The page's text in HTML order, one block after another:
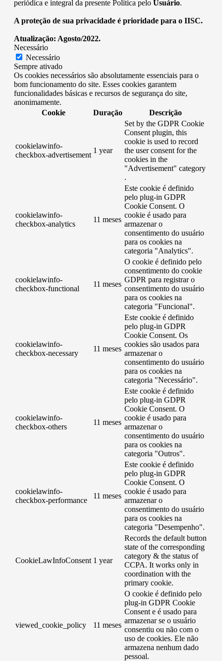
periódica e integral da presente Política pelo Usuário.
A proteção de sua privacidade é prioridade para o IISC.
Atualização: Agosto/2022.
Necessário
Necessário
Sempre ativado
Os cookies necessários são absolutamente essenciais para o
bom funcionamento do site. Esses cookies garantem
funcionalidades básicas e recursos de segurança do site,
anonimamente.
Cookie
Duração Descrição
cookielawinfo-
checkbox-advertisement
1 year
Set by the GDPR Cookie
Consent plugin, this
cookie is used to record
the user consent for the
cookies in the
"Advertisement" category
.
cookielawinfo-
checkbox-analytics
11 meses
Este cookie é definido
pelo plug-in GDPR
Cookie Consent. O
cookie é usado para
armazenar o
consentimento do usuário
para os cookies na
categoria "Analytics".
cookielawinfo-
checkbox-functional
11 meses
O cookie é definido pelo
consentimento do cookie
GDPR para registrar o
consentimento do usuário
para os cookies na
categoria "Funcional".
cookielawinfo-
checkbox-necessary
11 meses
Este cookie é definido
pelo plug-in GDPR
Cookie Consent. Os
cookies são usados ​​para
armazenar o
consentimento do usuário
para os cookies na
categoria "Necessário".
cookielawinfo-
checkbox-others
11 meses
Este cookie é definido
pelo plug-in GDPR
Cookie Consent. O
cookie é usado para
armazenar o
consentimento do usuário
para os cookies na
categoria "Outros".
cookielawinfo-
checkbox-performance
11 meses
Este cookie é definido
pelo plug-in GDPR
Cookie Consent. O
cookie é usado para
armazenar o
consentimento do usuário
para os cookies na
categoria "Desempenho".
CookieLawInfoConsent 1 year
Records the default button
state of the corresponding
category & the status of
CCPA. It works only in
coordination with the
primary cookie.
viewed_cookie_policy 11 meses
O cookie é definido pelo
plug-in GDPR Cookie
Consent e é usado para
armazenar se o usuário
consentiu ou não com o
uso de cookies. Ele não
armazena nenhum dado
pessoal.